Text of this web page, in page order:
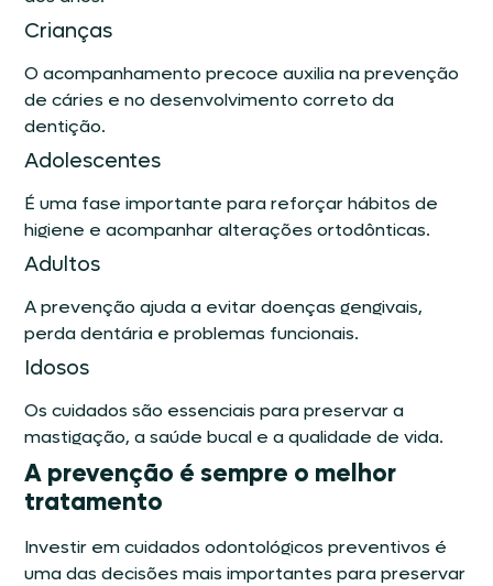
Crianças
O acompanhamento precoce auxilia na prevenção
de cáries e no desenvolvimento correto da
dentição.
Adolescentes
É uma fase importante para reforçar hábitos de
higiene e acompanhar alterações ortodônticas.
Adultos
A prevenção ajuda a evitar doenças gengivais,
perda dentária e problemas funcionais.
Idosos
Os cuidados são essenciais para preservar a
mastigação, a saúde bucal e a qualidade de vida.
A prevenção é sempre o melhor
tratamento
Investir em cuidados odontológicos preventivos é
uma das decisões mais importantes para preservar